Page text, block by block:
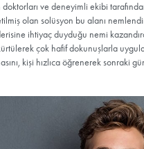
Saç
her gün nemlendirici jel
sonrasında hem donör